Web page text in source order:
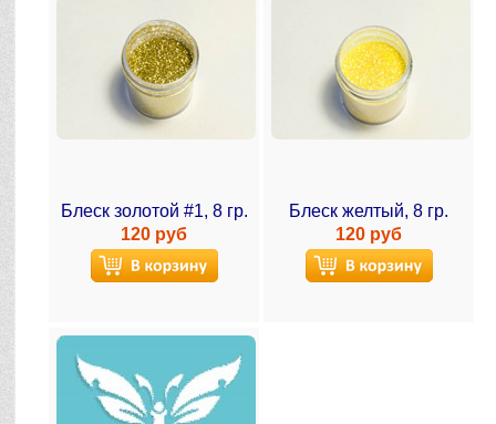
Блеск золотой #1, 8 гр.
120 руб
Блеск желтый, 8 гр.
120 руб